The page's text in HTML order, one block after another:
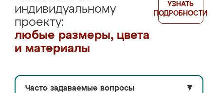
индивидуальному
проекту:
любые размеры, цвета
и материалы
УЗНАТЬ
ПОДРОБНОСТИ
Часто задаваемые вопросы ▼